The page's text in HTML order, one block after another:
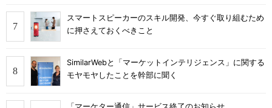
スマートスピーカーのスキル開発、今すぐ取り組むため
に押さえておくべきこと
SimilarWebと「マーケットインテリジェンス」に関する
モヤモヤしたことを幹部に聞く